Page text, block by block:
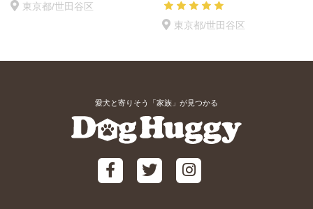
東京都/世田谷区
東京都/世田谷区
愛犬と寄りそう「家族」が見つかる